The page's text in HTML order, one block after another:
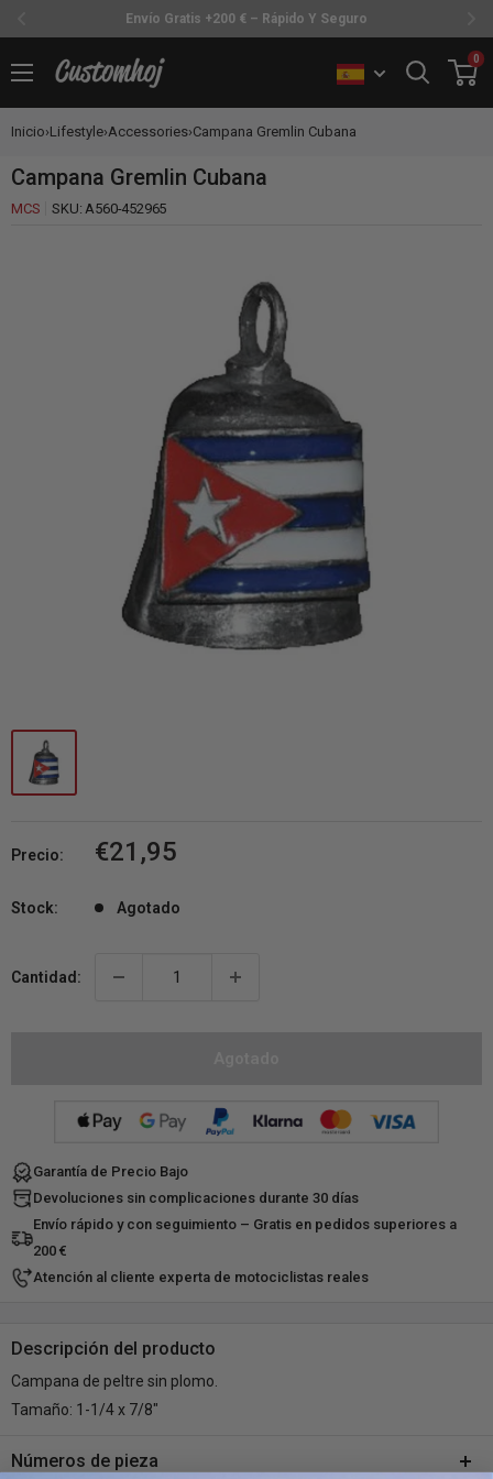
Envío Gratis +200 € – Rápido Y Seguro
directamente
al
contenido
Customhoj
0
Inicio›Lifestyle›Accessories›Campana Gremlin Cubana
Campana Gremlin Cubana
MCS SKU:A560-452965
Precio:
Precio
venta
€21,95
Stock: Agotado
Cantidad:
Garantía de Precio Bajo
Devoluciones sin complicaciones durante 30 días
Envío rápido y con seguimiento – Gratis en pedidos superiores a
200 €
Atención al cliente experta de motociclistas reales
Descripción del producto
Campana de peltre sin plomo.
Tamaño: 1-1/4 x 7/8"
Números de pieza